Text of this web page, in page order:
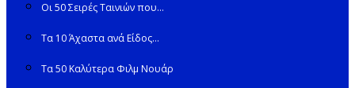
Οι 50 Σειρές Ταινιών που…
Τα 10 Άχαστα ανά Είδος…
Τα 50 Καλύτερα Φιλμ Νουάρ